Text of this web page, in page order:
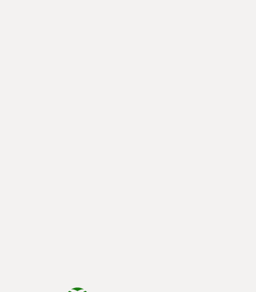
yükleniyor